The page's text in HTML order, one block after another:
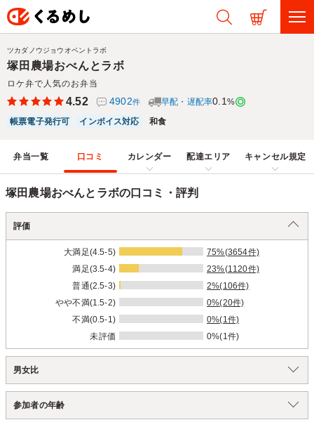
塚田農場おべんとラボ
ロケ弁で人気のお弁当
ツカダノウジョウオベントラボ
4.52 4902件 早配・遅配率0.1 %
帳票電子発行可
インボイス対応 和食
弁当一覧 口コミ カレンダー 配達エリア キャンセル規定
塚田農場おべんとラボの口コミ・評判
評価
大満足(4.5-5)
75%(3654件)
満足(3.5-4)
23%(1120件)
普通(2.5-3)
2%(106件)
やや不満(1.5-2)
0%(20件)
不満(0.5-1)
0%(1件)
未評価
0%(1件)
男女比
参加者の年齢